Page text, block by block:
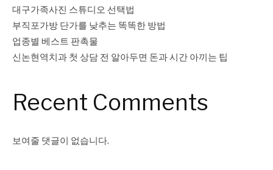
대구가족사진 스튜디오 선택법
부직포가방 단가를 낮추는 똑똑한 방법
업종별 베스트 판촉물
신논현역치과 첫 상담 전 알아두면 돈과 시간 아끼는 팁
Recent Comments
보여줄 댓글이 없습니다.